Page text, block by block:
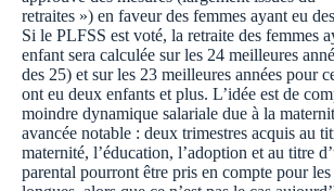
retraites ») en faveur des femmes ayant eu
Si le PLFSS est voté, la retraite des femmes
enfant sera calculée sur les 24 meilleures
des 25) et sur les 23 meilleures années pour
ont eu deux enfants et plus. L’idée est de
moindre dynamique salariale due à la
avancée notable : deux trimestres acquis au
maternité, l’éducation, l’adoption et au titre
parental pourront être pris en compte pour les